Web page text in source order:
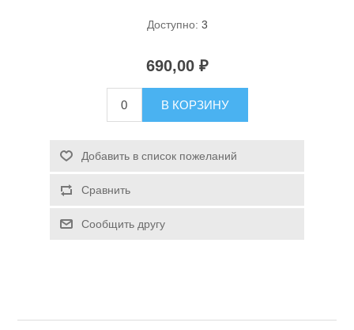
Спасательные средства
Доступно: 3
690,00 ₽
В КОРЗИНУ
Добавить в список пожеланий
Сравнить
Сообщить другу